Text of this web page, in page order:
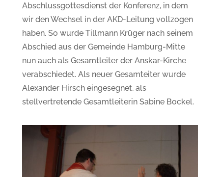
Abschlussgottesdienst der Konferenz, in dem
wir den Wechsel in der AKD-Leitung vollzogen
haben. So wurde Tillmann Krüger nach seinem
Abschied aus der Gemeinde Hamburg-Mitte
nun auch als Gesamtleiter der Anskar-Kirche
verabschiedet. Als neuer Gesamteiter wurde
Alexander Hirsch eingesegnet, als
stellvertretende Gesamtleiterin Sabine Bockel.